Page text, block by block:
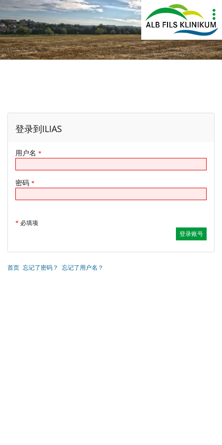
Show
More
登录到ILIAS
用户名 *
密码 *
* 必填项
首页 忘记了密码？ 忘记了用户名？